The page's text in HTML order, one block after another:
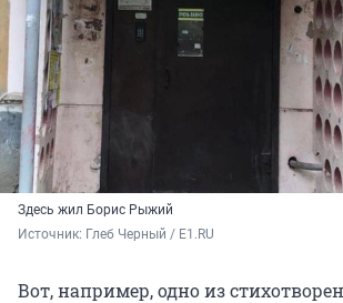
Здесь жил Борис Рыжий
Источник: Глеб Черный / E1.RU
Вот, например, одно из